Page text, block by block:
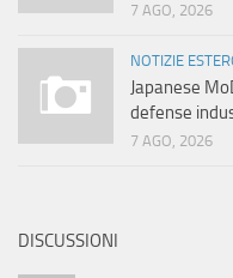
7 AGO, 2026
NOTIZIE
Japanese
defense
7 AGO, 2026
DISCUSSIONI